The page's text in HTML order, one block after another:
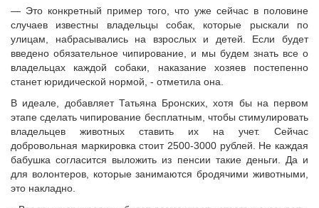
Новости ТОС
Лучшие практики ТОС
ЮРИДИЧЕСКИЙ СОВЕТ
Новости юридического совета
— Это конкретный пример того, что уже сейчас в половине
случаев известны владельцы собак, которые рыскали по
улицам, набрасывались на взрослых и детей. Если будет
введено обязательное чипирование, и мы будем знать все о
владельцах каждой собаки, наказание хозяев постепенно
станет юридической нормой, - отметила она.
В идеале, добавляет Татьяна Бронских, хотя бы на первом
этапе сделать чипирование бесплатным, чтобы стимулировать
владельцев животных ставить их на учет. Сейчас
добровольная маркировка стоит 2500-3000 рублей. Не каждая
бабушка согласится выложить из пенсии такие деньги. Да и
для волонтеров, которые занимаются бродячими животными,
это накладно.